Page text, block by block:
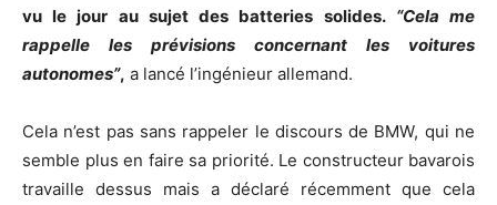
vu le jour au sujet des batteries solides. “Cela me
rappelle les prévisions concernant les voitures
autonomes”, a lancé l’ingénieur allemand.
Cela n’est pas sans rappeler le discours de BMW, qui ne
semble plus en faire sa priorité. Le constructeur bavarois
travaille dessus mais a déclaré récemment que cela